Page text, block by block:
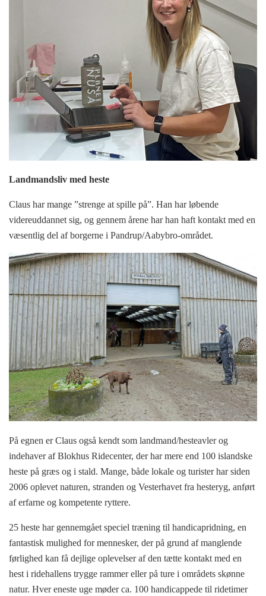
Landmandsliv med heste
Claus har mange ”strenge at spille på”. Han har løbende
videreuddannet sig, og gennem årene har han haft kontakt med en
væsentlig del af borgerne i Pandrup/Aabybro-området.
På egnen er Claus også kendt som landmand/hesteavler og
indehaver af Blokhus Ridecenter, der har mere end 100 islandske
heste på græs og i stald. Mange, både lokale og turister har siden
2006 oplevet naturen, stranden og Vesterhavet fra hesteryg, anført
af erfarne og kompetente ryttere.
25 heste har gennemgået speciel træning til handicapridning, en
fantastisk mulighed for mennesker, der på grund af manglende
førlighed kan få dejlige oplevelser af den tætte kontakt med en
hest i ridehallens trygge rammer eller på ture i områdets skønne
natur. Hver eneste uge møder ca. 100 handicappede til ridetimer